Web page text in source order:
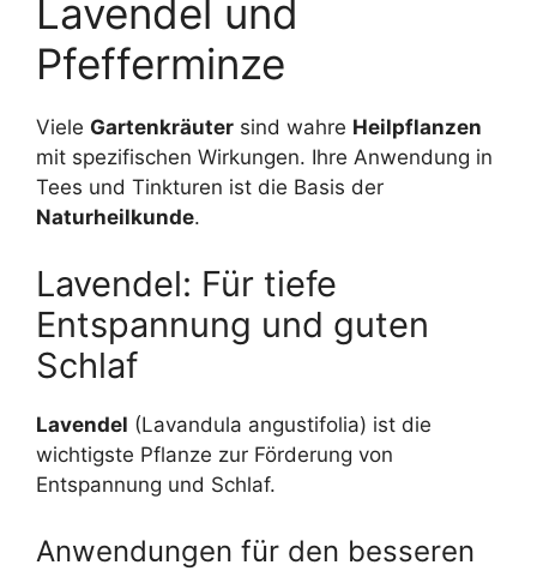
Lavendel und
Pfefferminze
Viele Gartenkräuter sind wahre Heilpflanzen
mit spezifischen Wirkungen. Ihre Anwendung in
Tees und Tinkturen ist die Basis der
Naturheilkunde.
Lavendel: Für tiefe
Entspannung und guten
Schlaf
Lavendel (Lavandula angustifolia) ist die
wichtigste Pflanze zur Förderung von
Entspannung und Schlaf.
Anwendungen für den besseren